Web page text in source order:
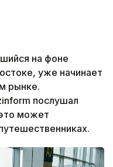
на фоне
уже начинает
рынке.
послушал
может